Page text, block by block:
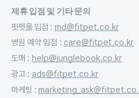
제휴 입점 및 기타 문의
핏펫몰 입점 : md@fitpet.co.kr
병원 예약 입점 : care@fitpet.co.kr
도매 : help@junglebook.co.kr
광고: ads@fitpet.co.kr
마케팅 :